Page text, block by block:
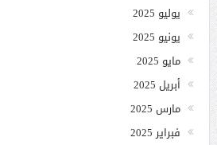
يوليو 2025
يونيو 2025
مايو 2025
أبريل 2025
مارس 2025
فبراير 2025